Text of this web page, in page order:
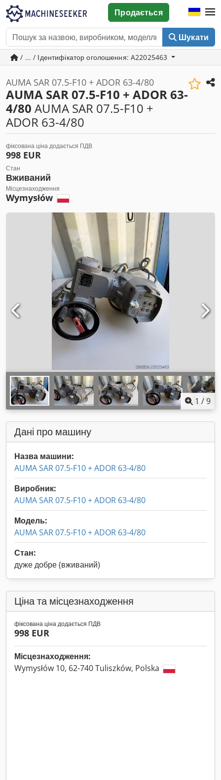
Шукати
Продається
/ ... / Ідентифікатор оголошення: A22025463
AUMA SAR 07.5-F10 + ADOR 63-4/80
AUMA SAR 07.5-F10 + ADOR 63-
4/80 AUMA SAR 07.5-F10 +
ADOR 63-4/80
фіксована ціна додається ПДВ
998 EUR
Стан
Вживаний
Місцезнаходження
Wymysłów
1 /9
Дані про машину
Назва машини:
AUMA SAR 07.5-F10 + ADOR 63-4/80
Виробник:
AUMA SAR 07.5-F10 + ADOR 63-4/80
Модель:
AUMA SAR 07.5-F10 + ADOR 63-4/80
Стан:
дуже добре (вживаний)
Ціна та місцезнаходження
фіксована ціна додається ПДВ
998 EUR
Місцезнаходження:
Wymysłów 10, 62-740 Tuliszków, Polska